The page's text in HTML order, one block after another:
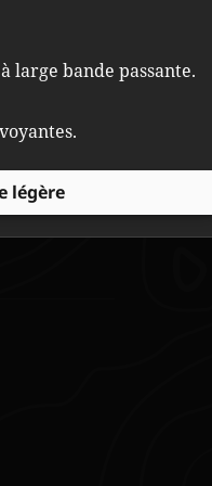
et le père
large bande passante.
légère